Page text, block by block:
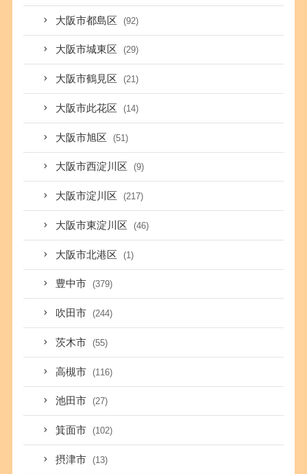
大阪市都島区 (92)
大阪市城東区 (29)
大阪市鶴見区 (21)
大阪市此花区 (14)
大阪市旭区 (51)
大阪市西淀川区 (9)
大阪市淀川区 (217)
大阪市東淀川区 (46)
大阪市北港区 (1)
豊中市 (379)
吹田市 (244)
茨木市 (55)
高槻市 (116)
池田市 (27)
箕面市 (102)
摂津市 (13)